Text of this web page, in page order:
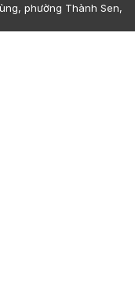
phường Thành Sen,